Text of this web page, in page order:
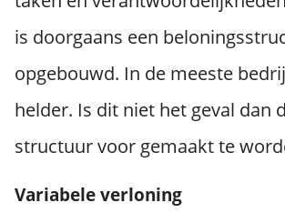
is doorgaans een
opgebouwd. In de meeste
helder. Is dit niet het geval dan
structuur voor gemaakt te
Variabele verloning